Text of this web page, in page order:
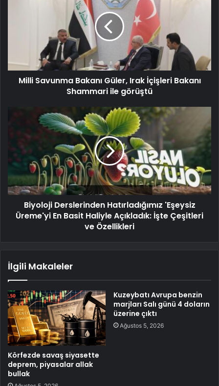
Milli Savunma Bakanı Güler, Irak İçişleri Bakanı
Shammari ile görüştü
Biyoloji Derslerinden Hatırladığımız 'Eşeysiz
Üreme'yi En Basit Haliyle Açıkladık: İşte Çeşitleri
ve Özellikleri
İlgili Makaleler
Körfezde savaş siyasette
deprem, piyasalar allak
bullak
Kuzeybatı Avrupa benzin
marjları Salı günü 4 doların
üzerine çıktı
Ağustos 5, 2026